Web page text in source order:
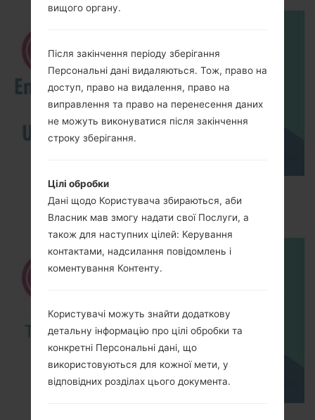
How to Enable Developer Options & USB
Debugging on LG ?
вищого органу.
Після закінчення періоду зберігання
Персональні дані видаляються. Тож, право на
доступ, право на видалення, право на
виправлення та право на перенесення даних
не можуть виконуватися після закінчення
строку зберігання.
Цілі обробки
Дані щодо Користувача збираються, аби
Власник мав змогу надати свої Послуги, а
також для наступних цілей: Керування
контактами, надсилання повідомлень і
коментування Контенту.
Користувачі можуть знайти додаткову
детальну інформацію про цілі обробки та
конкретні Персональні дані, що
використовуються для кожної мети, у
відповідних розділах цього документа.